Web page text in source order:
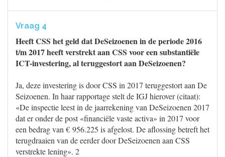
Vraag 4
Heeft CSS het geld dat DeSeizoenen in de periode 2016
t/m 2017 heeft verstrekt aan CSS voor een substantiële
ICT-investering, al teruggestort aan DeSeizoenen?
Ja, deze investering is door CSS in 2017 teruggestort aan De
Seizoenen. In haar rapportage stelt de IGJ hierover (citaat):
«De inspectie leest in de jaarrekening van DeSeizoenen 2017
dat er onder de post «financiële vaste activa» in 2017 voor
een bedrag van € 956.225 is afgelost. De aflossing betreft het
terugdraaien van de eerder door DeSeizoenen aan CSS
verstrekte lening». 2